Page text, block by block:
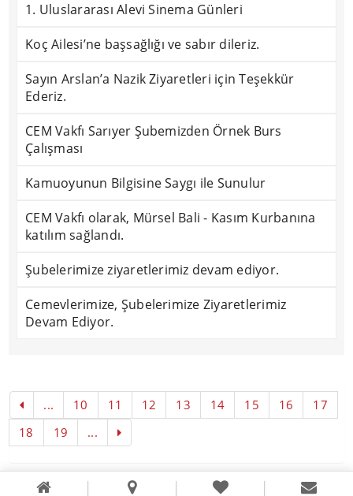
1. Uluslararası Alevi Sinema Günleri
Koç Ailesi’ne başsağlığı ve sabır dileriz.
Sayın Arslan’a Nazik Ziyaretleri için Teşekkür
Ederiz.
CEM Vakfı Sarıyer Şubemizden Örnek Burs
Çalışması
Kamuoyunun Bilgisine Saygı ile Sunulur
CEM Vakfı olarak, Mürsel Bali - Kasım Kurbanına
katılım sağlandı.
Şubelerimize ziyaretlerimiz devam ediyor.
Cemevlerimize, Şubelerimize Ziyaretlerimiz
Devam Ediyor.
... 10 11 12 13 14 15 16
17
18
19 ...